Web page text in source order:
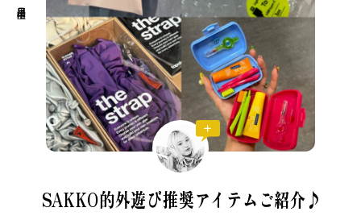
SAKKO的外遊び推奨アイテムご紹介♪